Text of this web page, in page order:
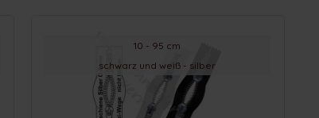
10 - 95 cm
schwarz und weiß - silber